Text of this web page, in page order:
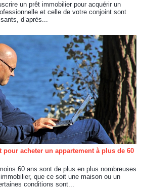
un prêt immobilier pour acquérir un
et celle de votre conjoint sont
d’après...
acheter un appartement à plus de 60
60 ans sont de plus en plus nombreuses
que ce soit une maison ou un
conditions sont...